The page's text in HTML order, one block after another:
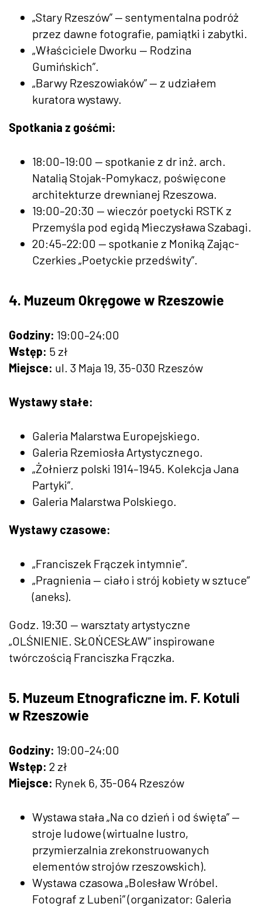
„Stary Rzeszów” — sentymentalna podróż
przez dawne fotografie, pamiątki i zabytki.
„Właściciele Dworku — Rodzina
Gumińskich”.
„Barwy Rzeszowiaków” — z udziałem
kuratora wystawy.
Spotkania z gośćmi:
18:00–19:00 — spotkanie z dr inż. arch.
Natalią Stojak-Pomykacz, poświęcone
architekturze drewnianej Rzeszowa.
19:00–20:30 — wieczór poetycki RSTK z
Przemyśla pod egidą Mieczysława Szabagi.
20:45–22:00 — spotkanie z Moniką Zając-
Czerkies „Poetyckie przedświty”.
4. Muzeum Okręgowe w Rzeszowie
Godziny: 19:00–24:00
Wstęp: 5 zł
Miejsce: ul. 3 Maja 19, 35-030 Rzeszów
Wystawy stałe:
Galeria Malarstwa Europejskiego.
Galeria Rzemiosła Artystycznego.
„Żołnierz polski 1914–1945. Kolekcja Jana
Partyki”.
Galeria Malarstwa Polskiego.
Wystawy czasowe:
„Franciszek Frączek intymnie”.
„Pragnienia — ciało i strój kobiety w sztuce”
(aneks).
Godz. 19:30 — warsztaty artystyczne
„OLŚNIENIE. SŁOŃCESŁAW” inspirowane
twórczością Franciszka Frączka.
5. Muzeum Etnograficzne im. F. Kotuli
w Rzeszowie
Godziny: 19:00–24:00
Wstęp: 2 zł
Miejsce: Rynek 6, 35-064 Rzeszów
Wystawa stała „Na co dzień i od święta” —
stroje ludowe (wirtualne lustro,
przymierzalnia zrekonstruowanych
elementów strojów rzeszowskich).
Wystawa czasowa „Bolesław Wróbel.
Fotograf z Lubeni” (organizator: Galeria